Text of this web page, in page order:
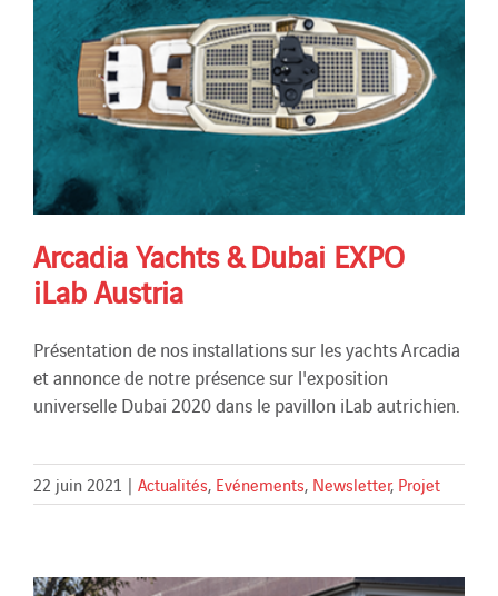
Arcadia Yachts & Dubai EXPO
iLab Austria
Présentation de nos installations sur les yachts Arcadia
et annonce de notre présence sur l'exposition
universelle Dubai 2020 dans le pavillon iLab autrichien.
22 juin 2021 | Actualités, Evénements, Newsletter, Projet